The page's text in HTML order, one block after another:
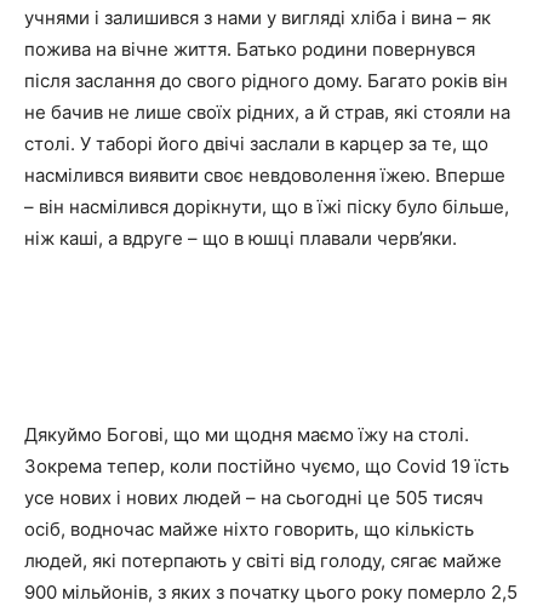
учнями і залишився з нами у вигляді хліба і вина – як
пожива на вічне життя. Батько родини повернувся
після заслання до свого рідного дому. Багато років він
не бачив не лише своїх рідних, а й страв, які стояли на
столі. У таборі його двічі заслали в карцер за те, що
насмілився виявити своє невдоволення їжею. Вперше
– він насмілився дорікнути, що в їжі піску було більше,
ніж каші, а вдруге – що в юшці плавали черв’яки.
Дякуймо Богові, що ми щодня маємо їжу на столі.
Зокрема тепер, коли постійно чуємо, що Covid 19 їсть
усе нових і нових людей – на сьогодні це 505 тисяч
осіб, водночас майже ніхто говорить, що кількість
людей, які потерпають у світі від голоду, сягає майже
900 мільйонів, з яких з початку цього року померло 2,5